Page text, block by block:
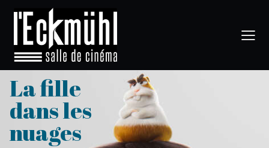
La fille
dans les
nuages